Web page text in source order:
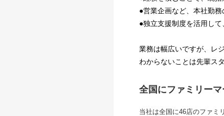
●営業企画など、本社勤務
●独立支援制度を活用して
業務は幅広いですが、レ
わからないことは先輩ス
全国にファミリー
当社は全国に46店のファミ